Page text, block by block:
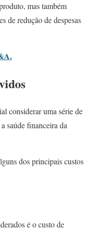
mas também
de redução de despesas
considerar uma série de
saúde financeira da
dos principais custos
é o custo de